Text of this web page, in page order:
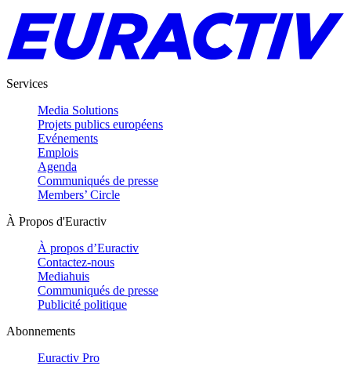
Services
Media Solutions
Projets publics européens
Evénements
Emplois
Agenda
Communiqués de presse
Members’ Circle
À Propos d'Euractiv
À propos d’Euractiv
Contactez-nous
Mediahuis
Communiqués de presse
Publicité politique
Abonnements
Euractiv Pro